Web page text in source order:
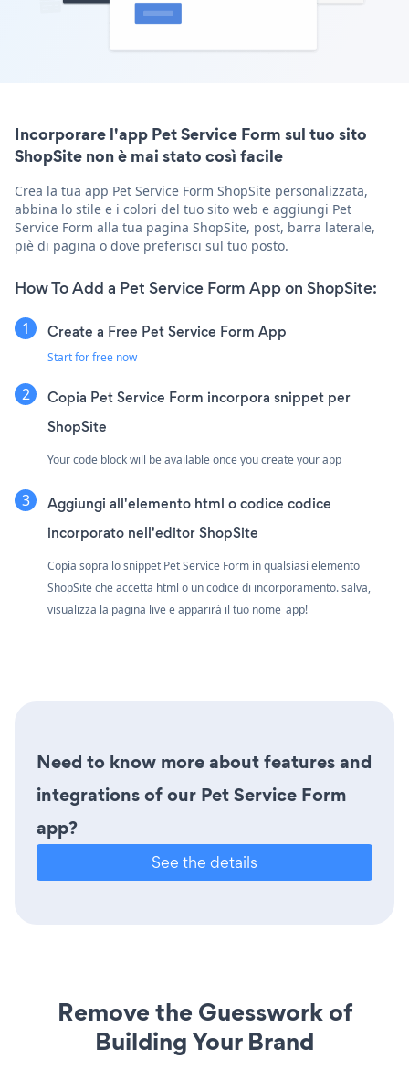
Incorporare l'app Pet Service Form sul tuo sito
ShopSite non è mai stato così facile
Crea la tua app Pet Service Form ShopSite personalizzata,
abbina lo stile e i colori del tuo sito web e aggiungi Pet
Service Form alla tua pagina ShopSite, post, barra laterale,
piè di pagina o dove preferisci sul tuo posto.
How To Add a Pet Service Form App on ShopSite:
Create a Free Pet Service Form App
Start for free now
Copia Pet Service Form incorpora snippet per
ShopSite
Your code block will be available once you create your app
Aggiungi all'elemento html o codice codice
incorporato nell'editor ShopSite
Copia sopra lo snippet Pet Service Form in qualsiasi elemento
ShopSite che accetta html o un codice di incorporamento. salva,
visualizza la pagina live e apparirà il tuo nome_app!
Need to know more about features and
integrations of our Pet Service Form
app?
See the details
Remove the Guesswork of
Building Your Brand